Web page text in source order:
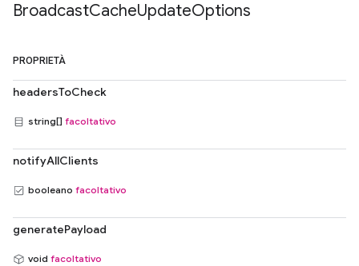
BroadcastCacheUpdateOptions
PROPRIETÀ
headersToCheck
string[] facoltativo
notifyAllClients
booleano facoltativo
generatePayload
void facoltativo